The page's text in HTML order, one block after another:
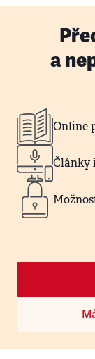
a
Online
Články